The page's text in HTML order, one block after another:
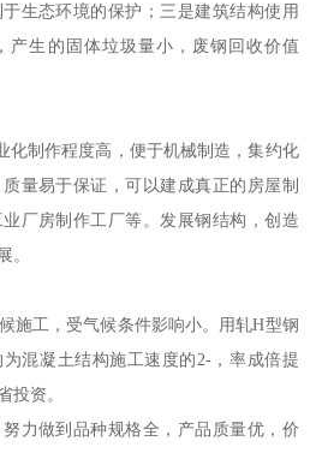
生态环境的保护；三是建筑结构使用
产生的固体垃圾量小，废钢回收价值
化制作程度高，便于机械制造，集约化
量易于保证，可以建成真正的房屋制
厂房制作工厂等。发展钢结构，创造
。
施工，受气候条件影响小。用轧H型钢
混凝土结构施工速度的2-，率成倍提
投资。
力做到品种规格全，产品质量优，价